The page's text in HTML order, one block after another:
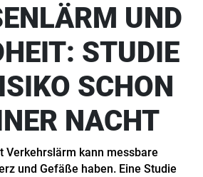
UND
STUDIE
SCHON
NACHT
Verkehrslärm kann messbare
und Gefäße haben. Eine Studie